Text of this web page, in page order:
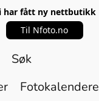
har fått ny nettbutikk
Til Nfoto.no
Fotokalendere